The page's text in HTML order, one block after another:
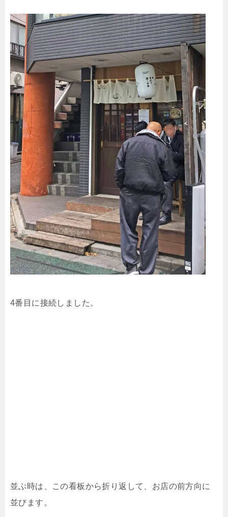
4番目に接続しました。
並ぶ時は、この看板から折り返して、お店の前方向に
並びます。